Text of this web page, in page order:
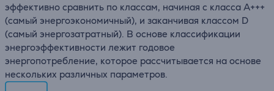
эффективно сравнить по классам, начиная с класса A+++
(самый энергоэкономичный), и заканчивая классом D
(самый энергозатратный). В основе классификации
энергоэффективности лежит годовое
энергопотребление, которое рассчитывается на основе
нескольких различных параметров.